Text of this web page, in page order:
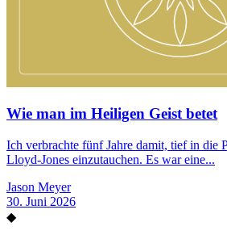
Wie man im Heiligen Geist betet
Ich verbrachte fünf Jahre damit, tief in die
Lloyd-Jones einzutauchen. Es war eine...
Jason Meyer
30. Juni 2026
◆